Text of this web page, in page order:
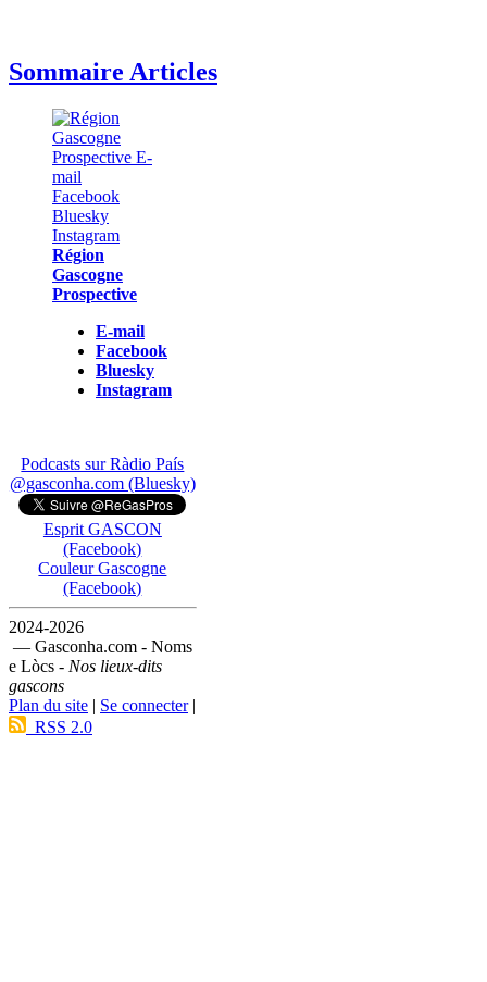
Sommaire Articles
Région
Gascogne
Prospective
E-mail
Facebook
Bluesky
Instagram
Podcasts sur Ràdio País
@gasconha.com (Bluesky)
Esprit GASCON
(Facebook)
Couleur Gascogne
(Facebook)
2024-2026
— Gasconha.com - Noms
e Lòcs - Nos lieux-dits
gascons
Plan du site | Se connecter|
RSS 2.0